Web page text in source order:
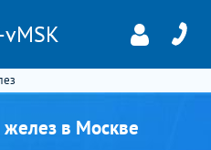
vMSK
в Москве